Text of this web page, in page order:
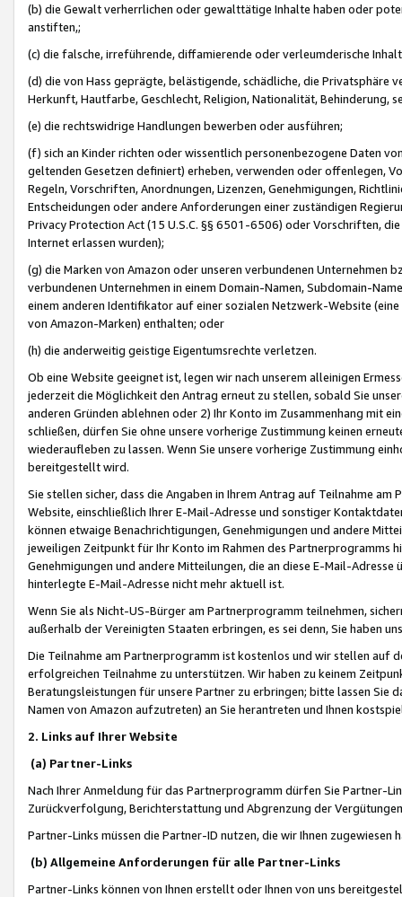
(b) die Gewalt verherrlichen oder gewalttätige Inhalte haben oder
anstiften,;
(c) die falsche, irreführende, diffamierende oder verleumderische
(d) die von Hass geprägte, belästigende, schädliche, die Privatsphäre
Herkunft, Hautfarbe, Geschlecht, Religion, Nationalität, Behinderung,
(e) die rechtswidrige Handlungen bewerben oder ausführen;
(f) sich an Kinder richten oder wissentlich personenbezogene Daten
geltenden Gesetzen definiert) erheben, verwenden oder offenlegen,
Regeln, Vorschriften, Anordnungen, Lizenzen, Genehmigungen,
Entscheidungen oder andere Anforderungen einer zuständigen
Privacy Protection Act (15 U.S.C. §§ 6501-6506) oder Vorschriften,
Internet erlassen wurden);
(g) die Marken von Amazon oder unseren verbundenen Unternehmen
verbundenen Unternehmen in einem Domain-Namen, Subdomain-
einem anderen Identifikator auf einer sozialen Netzwerk-Website
von Amazon-Marken) enthalten; oder
(h) die anderweitig geistige Eigentumsrechte verletzen.
Ob eine Website geeignet ist, legen wir nach unserem alleinigen
jederzeit die Möglichkeit den Antrag erneut zu stellen, sobald Sie
anderen Gründen ablehnen oder 2) Ihr Konto im Zusammenhang mit
schließen, dürfen Sie ohne unsere vorherige Zustimmung keinen
wiederaufleben zu lassen. Wenn Sie unsere vorherige Zustimmung
bereitgestellt wird.
Sie stellen sicher, dass die Angaben in Ihrem Antrag auf Teilnahme
Website, einschließlich Ihrer E-Mail-Adresse und sonstiger
können etwaige Benachrichtigungen, Genehmigungen und andere
jeweiligen Zeitpunkt für Ihr Konto im Rahmen des Partnerprogramms
Genehmigungen und andere Mitteilungen, die an diese E-Mail-
hinterlegte E-Mail-Adresse nicht mehr aktuell ist.
Wenn Sie als Nicht-US-Bürger am Partnerprogramm teilnehmen,
außerhalb der Vereinigten Staaten erbringen, es sei denn, Sie haben
Die Teilnahme am Partnerprogramm ist kostenlos und wir stellen auf
erfolgreichen Teilnahme zu unterstützen. Wir haben zu keinem
Beratungsleistungen für unsere Partner zu erbringen; bitte lassen Sie
Namen von Amazon aufzutreten) an Sie herantreten und Ihnen
2. Links auf Ihrer Website
(a) Partner-Links
Nach Ihrer Anmeldung für das Partnerprogramm dürfen Sie Partner-
Zurückverfolgung, Berichterstattung und Abgrenzung der
Partner-Links müssen die Partner-ID nutzen, die wir Ihnen zugewiesen
(b) Allgemeine Anforderungen für alle Partner-Links
Partner-Links können von Ihnen erstellt oder Ihnen von uns